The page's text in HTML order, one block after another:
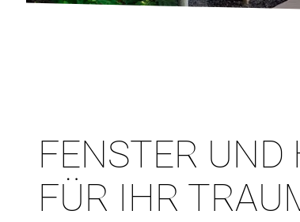
FENSTER UND
FÜR IHR